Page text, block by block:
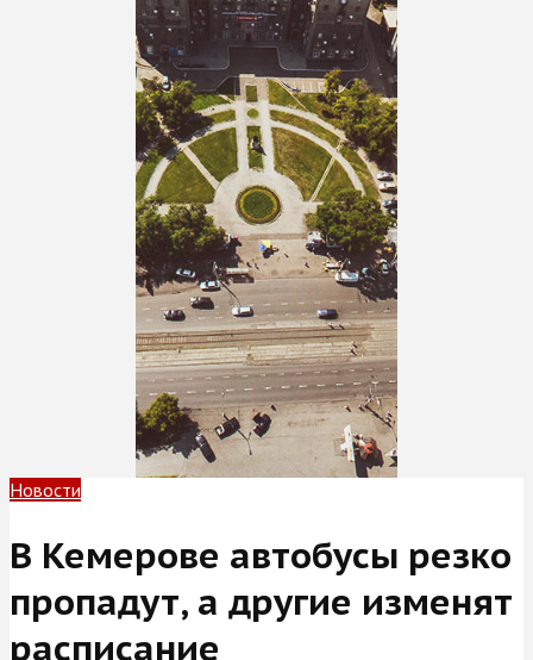
Новости
В Кемерове автобусы резко
пропадут, а другие изменят
расписание